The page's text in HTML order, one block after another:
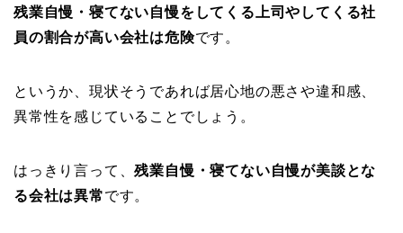
残業自慢・寝てない自慢をしてくる上司やしてくる社
員の割合が高い会社は危険です。
というか、現状そうであれば居心地の悪さや違和感、
異常性を感じていることでしょう。
はっきり言って、残業自慢・寝てない自慢が美談とな
る会社は異常です。